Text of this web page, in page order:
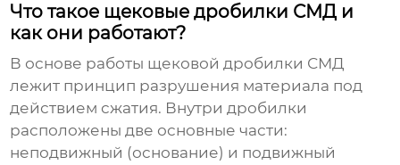
Что такое щековые дробилки СМД и
как они работают?
В основе работы щековой дробилки СМД
лежит принцип разрушения материала под
действием сжатия. Внутри дробилки
расположены две основные части:
неподвижный (основание) и подвижный